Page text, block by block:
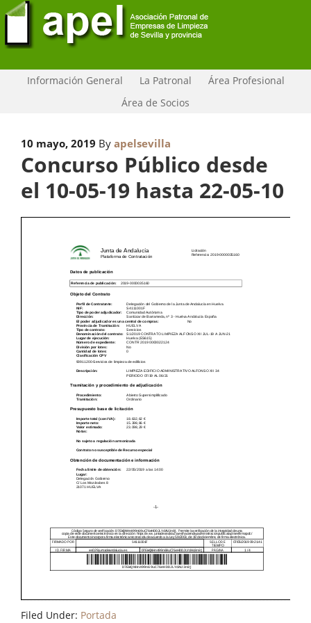
Información General La Patronal
Área Profesional
Área de Socios
10 mayo, 2019 By apelsevilla
Concurso Público desde
el 10-05-19 hasta 22-05-10
Filed Under: Portada